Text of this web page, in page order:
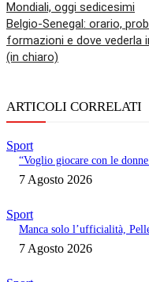
Mondiali, oggi sedicesimi
Belgio-Senegal: orario,
formazioni e dove vederla
(in chiaro)
ARTICOLI CORRELATI
Sport
“Voglio giocare con le
7 Agosto 2026
Sport
Manca solo l’ufficialità,
7 Agosto 2026